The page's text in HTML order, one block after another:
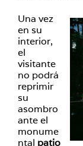
Una vez
en su
interior,
el
visitante
no podrá
reprimir
su
asombro
ante el
monume
ntal patio